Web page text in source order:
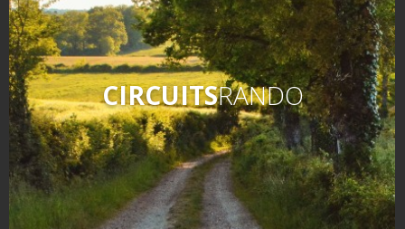
La chataîgne
Les vignes
Les marchés et foires
Nos producteurs
Recettes et produits locaux
Flâner à moins de
cent kilomètres
CIRCUITSRANDO